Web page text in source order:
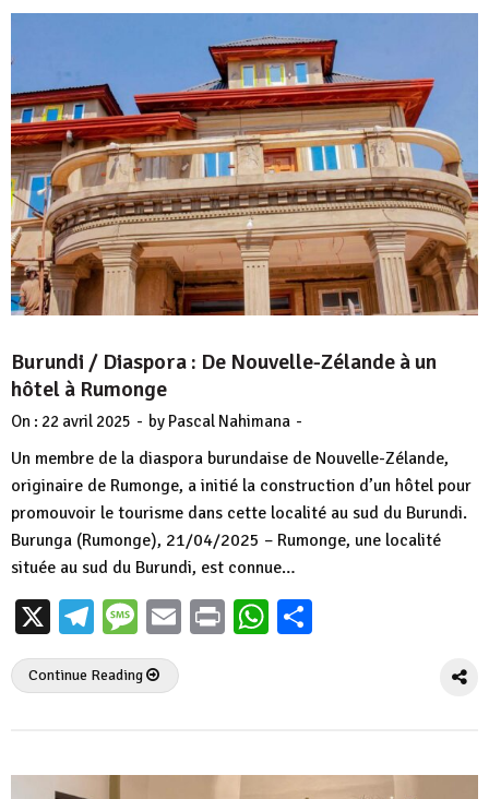
Burundi / Diaspora : De Nouvelle-Zélande à un
hôtel à Rumonge
On : 22 avril 2025 - by Pascal Nahimana -
Un membre de la diaspora burundaise de Nouvelle-Zélande,
originaire de Rumonge, a initié la construction d’un hôtel pour
promouvoir le tourisme dans cette localité au sud du Burundi.
Burunga (Rumonge), 21/04/2025 – Rumonge, une localité
située au sud du Burundi, est connue…
X Telegram
Message
EmailPrintWhatsApp
Continue Reading